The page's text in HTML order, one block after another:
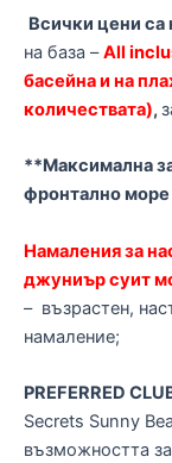
Всички цени са
на база –All
басейна и на
количествата),
**Максимална
фронтално море
Намаления за
джуниър суит
– възрастен,
PREFERRED
Secrets Sunny
възможността